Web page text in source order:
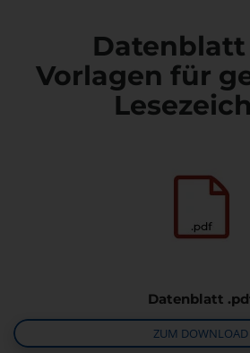
Vorlagen für
Datenblatt
ZUM DOWNLOAD